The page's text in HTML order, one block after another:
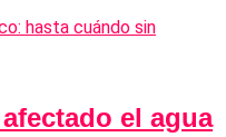
el agua